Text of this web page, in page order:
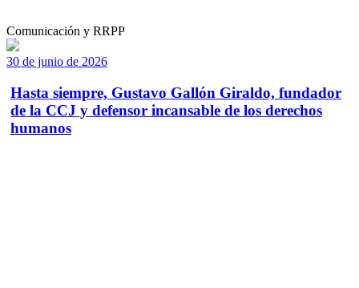
Comunicación y RRPP
30 de junio de 2026
Hasta siempre, Gustavo Gallón Giraldo, fundador
de la CCJ y defensor incansable de los derechos
humanos